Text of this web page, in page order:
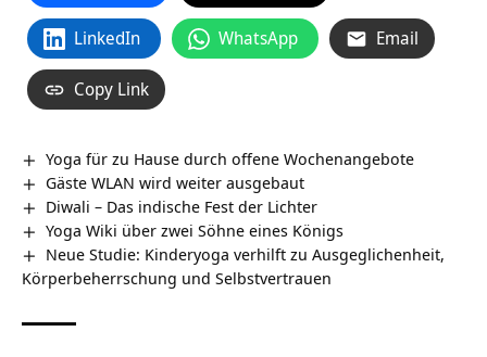
LinkedIn WhatsApp Email
Copy Link
Yoga für zu Hause durch offene Wochenangebote
Gäste WLAN wird weiter ausgebaut
Diwali – Das indische Fest der Lichter
Yoga Wiki über zwei Söhne eines Königs
Neue Studie: Kinderyoga verhilft zu Ausgeglichenheit,
Körperbeherrschung und Selbstvertrauen